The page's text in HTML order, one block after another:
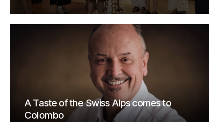
A Taste of the Swiss Alps comes to
Colombo